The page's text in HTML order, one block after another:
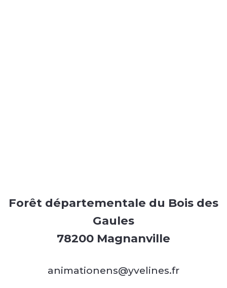
Forêt départementale du Bois des
Gaules
78200 Magnanville
animationens@yvelines.fr